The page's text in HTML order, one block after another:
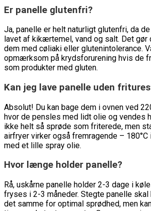
Er panelle glutenfri?
Ja, panelle er helt naturligt glutenfri, da
lavet af kikærtemel, vand og salt. Det
dem med cøliaki eller glutenintolerance.
opmærksom på krydsforurening hvis de
som produkter med gluten.
Kan jeg lave panelle uden
Absolut! Du kan bage dem i ovnen ved
hvor de pensles med lidt olie og vendes
ikke helt så sprøde som friterede, men
airfryer virker også fremragende –
med et lille spray olie.
Hvor længe holder panelle?
Rå, uskårne panelle holder 2-3 dage i
fryses i 2-3 måneder. Stegte panelle
det samme for optimal sprødhed, men